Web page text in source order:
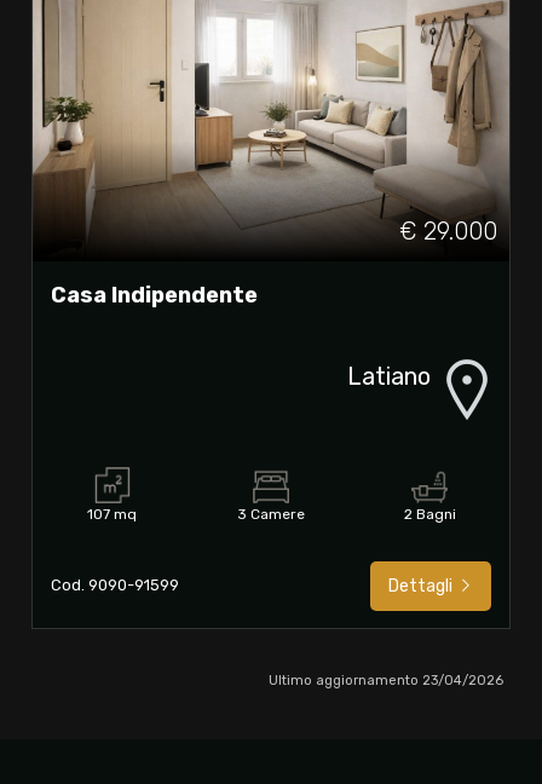
€ 29.000
Casa Indipendente
Latiano
107 mq 3 Camere 2 Bagni
Cod. 9090-91599 Dettagli
Ultimo aggiornamento 23/04/2026